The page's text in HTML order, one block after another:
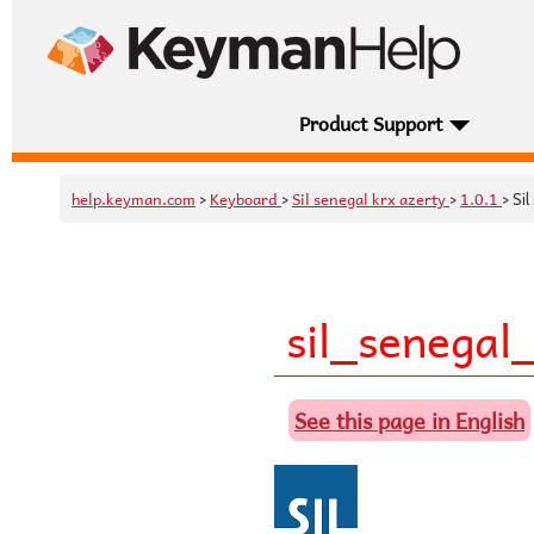
Product Support
help.keyman.com > Keyboard >Sil senegal krx azerty > 1.0.1 >
See this page in English